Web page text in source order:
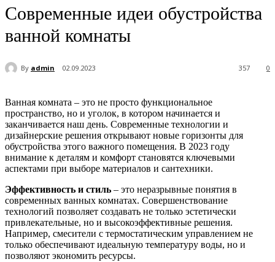
Современные идеи обустройства
ванной комнаты
By admin 02.09.2023 0
357
Ванная комната – это не просто функциональное
пространство, но и уголок, в котором начинается и
заканчивается наш день. Современные технологии и
дизайнерские решения открывают новые горизонты для
обустройства этого важного помещения. В 2023 году
внимание к деталям и комфорт становятся ключевыми
аспектами при выборе материалов и сантехники.
Эффективность и стиль – это неразрывные понятия в
современных ванных комнатах. Совершенствование
технологий позволяет создавать не только эстетически
привлекательные, но и высокоэффективные решения.
Например, смесители с термостатическим управлением не
только обеспечивают идеальную температуру воды, но и
позволяют экономить ресурсы.